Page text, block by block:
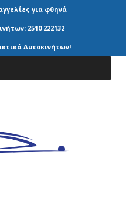
για φθηνά
2510 222132
Αυτοκινήτων!